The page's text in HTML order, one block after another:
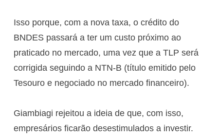
Isso porque, com a nova taxa, o crédito do
BNDES passará a ter um custo próximo ao
praticado no mercado, uma vez que a TLP será
corrigida seguindo a NTN-B (título emitido pelo
Tesouro e negociado no mercado financeiro).
Giambiagi rejeitou a ideia de que, com isso,
empresários ficarão desestimulados a investir.